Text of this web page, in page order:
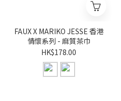
FAUX X MARIKO JESSE 香港
情懷系列 - 麻質茶巾
HK$178.00